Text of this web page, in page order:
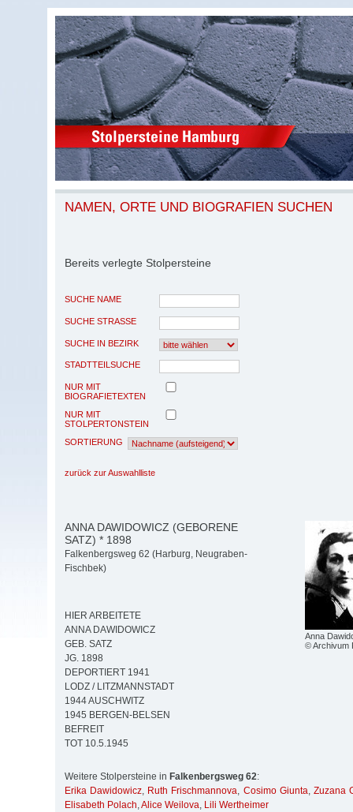
NAMEN, ORTE UND BIOGRAFIEN SUCHEN
Bereits verlegte Stolpersteine
SUCHE NAME
SUCHE STRASSE
SUCHE IN BEZIRK
STADTTEILSUCHE
NUR MIT
BIOGRAFIETEXTEN
NUR MIT
STOLPERTONSTEIN
SORTIERUNG
zurück zur Auswahlliste
Anna
© Archivum
ANNA DAWIDOWICZ (GEBORENE
SATZ) * 1898
Falkenbergsweg 62 (Harburg, Neugraben-
Fischbek)
HIER ARBEITETE
ANNA DAWIDOWICZ
GEB. SATZ
JG. 1898
DEPORTIERT 1941
LODZ / LITZMANNSTADT
1944 AUSCHWITZ
1945 BERGEN-BELSEN
BEFREIT
TOT 10.5.1945
Weitere Stolpersteine in Falkenbergsweg 62:
Erika Dawidowicz, Ruth Frischmannova, Cosimo Giunta, Zuzana
Elisabeth Polach,Alice Weilova, Lili Wertheimer